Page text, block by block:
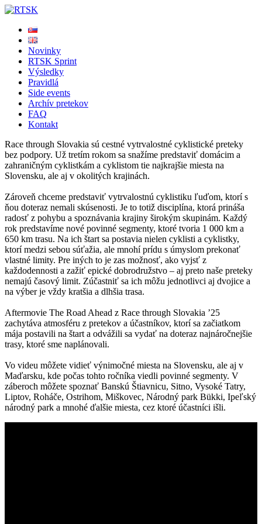
Novinky
RTSK Sprint
Výsledky
Pravidlá
Side events
Archív pretekov
FAQ
Kontakt
Race through Slovakia sú cestné vytrvalostné cyklistické preteky
bez podpory. Už tretím rokom sa snažíme predstaviť domácim a
zahraničným cyklistkám a cyklistom tie najkrajšie miesta na
Slovensku, ale aj v okolitých krajinách.
Zároveň chceme predstaviť vytrvalostnú cyklistiku ľuďom, ktorí s
ňou doteraz nemali skúsenosti. Je to totiž disciplína, ktorá prináša
radosť z pohybu a spoznávania krajiny širokým skupinám. Každý
rok predstavíme nové povinné segmenty, ktoré tvoria 1 000 km a
650 km trasu. Na ich štart sa postavia nielen cyklisti a cyklistky,
ktorí medzi sebou súťažia, ale mnohí prídu s úmyslom prekonať
vlastné limity. Pre iných to je zas možnosť, ako vyjsť z
každodennosti a zažiť epické dobrodružstvo – aj preto naše preteky
nemajú časový limit. Zúčastniť sa ich môžu jednotlivci aj dvojice a
na výber je vždy kratšia a dlhšia trasa.
Aftermovie The Road Ahead z Race through Slovakia ’25
zachytáva atmosféru z pretekov a účastníkov, ktorí sa začiatkom
mája postavili na štart a odvážili sa vydať na doteraz najnáročnejšie
trasy, ktoré sme naplánovali.
Vo videu môžete vidieť výnimočné miesta na Slovensku, ale aj v
Maďarsku, kde počas tohto ročníka viedli povinné segmenty. V
záberoch môžete spoznať Banskú Štiavnicu, Sitno, Vysoké Tatry,
Liptov, Roháče, Ostrihom, Miškovec, Národný park Bükki, Ipeľský
národný park a mnohé ďalšie miesta, cez ktoré účastníci išli.